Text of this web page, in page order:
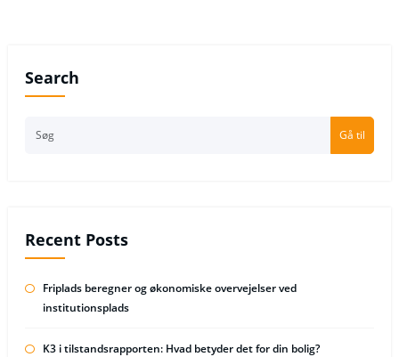
Search
Gå til
Recent Posts
Friplads beregner og økonomiske overvejelser ved
institutionsplads
K3 i tilstandsrapporten: Hvad betyder det for din bolig?